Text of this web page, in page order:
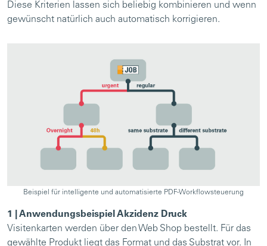
Diese Kriterien lassen sich beliebig kombinieren und wenn
gewünscht natürlich auch automatisch korrigieren.
Beispiel für intelligente und automatisierte PDF-Workflowsteuerung
1 | Anwendungsbeispiel Akzidenz Druck
Visitenkarten werden über den Web Shop bestellt. Für das
gewählte Produkt liegt das Format und das Substrat vor. In